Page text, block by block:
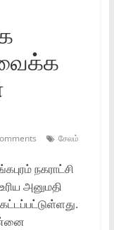
சேலம்
நகராட்சி
அனுமதி